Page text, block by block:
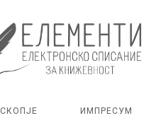
СКОПЈЕ ИМПРЕСУМ